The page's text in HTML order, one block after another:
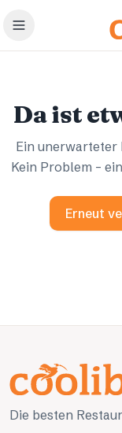
Zum Hauptinhalt
Da ist
Ein unerwarteter
Kein Problem –
Erneut
Die besten